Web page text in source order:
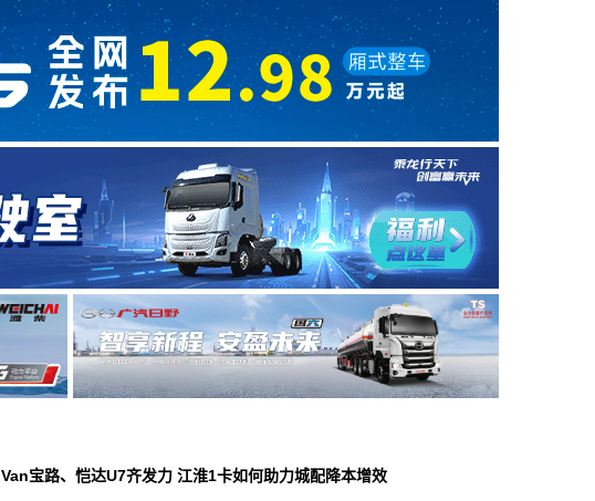
Van宝路、恺达U7齐发力 江淮1卡如何助力城配降本增效